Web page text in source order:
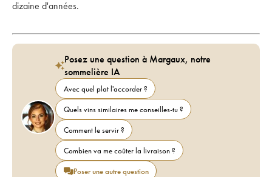
Posez une question à Margaux, notre
sommelière IA
Avec quel plat l'accorder ?
Quels vins similaires me conseilles-tu ?
Comment le servir ?
Combien va me coûter la livraison ?
Poser une autre question